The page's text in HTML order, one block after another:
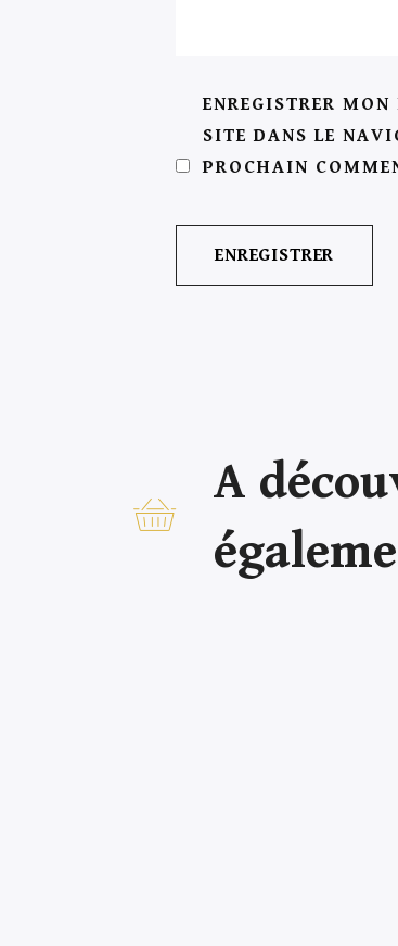
ENREGISTRER
SITE DANS LE
PROCHAIN
A